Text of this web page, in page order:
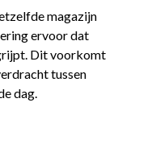
magazijn
ervoor dat
Dit voorkomt
tussen
dag.